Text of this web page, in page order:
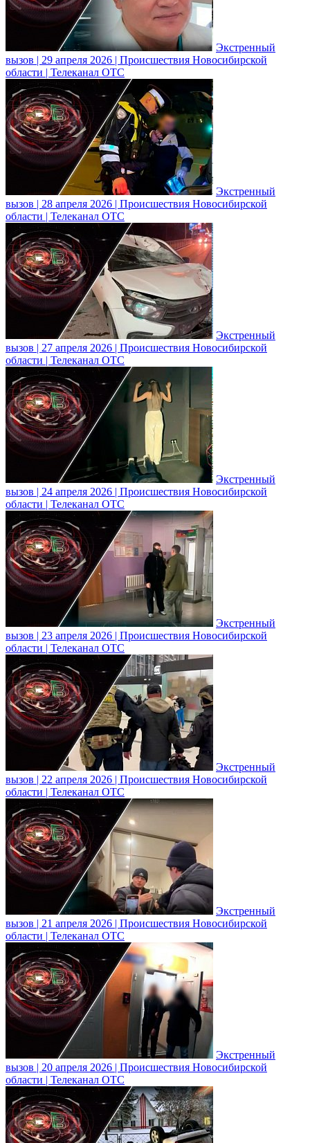
Экстренный
вызов | 29 апреля 2026 | Происшествия Новосибирской
области | Телеканал ОТС
Экстренный
вызов | 28 апреля 2026 | Происшествия Новосибирской
области | Телеканал ОТС
Экстренный
вызов | 27 апреля 2026 | Происшествия Новосибирской
области | Телеканал ОТС
Экстренный
вызов | 24 апреля 2026 | Происшествия Новосибирской
области | Телеканал ОТС
Экстренный
вызов | 23 апреля 2026 | Происшествия Новосибирской
области | Телеканал ОТС
Экстренный
вызов | 22 апреля 2026 | Происшествия Новосибирской
области | Телеканал ОТС
Экстренный
вызов | 21 апреля 2026 | Происшествия Новосибирской
области | Телеканал ОТС
Экстренный
вызов | 20 апреля 2026 | Происшествия Новосибирской
области | Телеканал ОТС